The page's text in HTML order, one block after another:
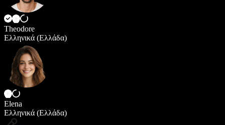
Theodore
Ελληνικά (Ελλάδα)
Elena
Ελληνικά (Ελλάδα)